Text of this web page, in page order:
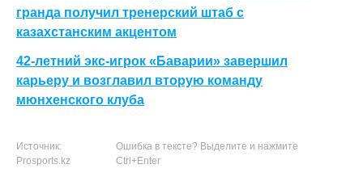
гранда получил тренерский штаб с
казахстанским акцентом
42-летний экс-игрок «Баварии» завершил
карьеру и возглавил вторую команду
мюнхенского клуба
Источник:
Prosports.kz
Ошибка в тексте? Выделите и нажмите
Ctrl+Enter